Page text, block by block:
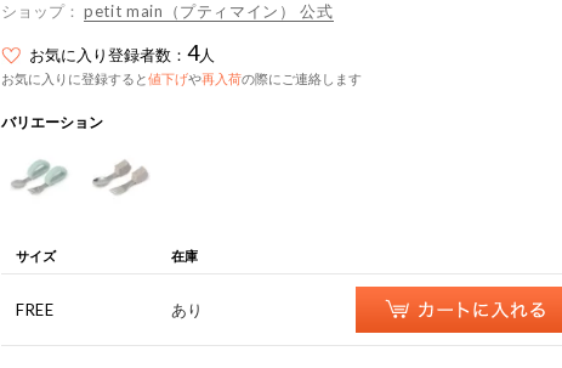
ショップ： petit main（プティマイン） 公式
お気に入り登録者数： 4人
お気に入りに登録すると値下げや再入荷の際にご連絡します
バリエーション
サイズ 在庫
FREE あり